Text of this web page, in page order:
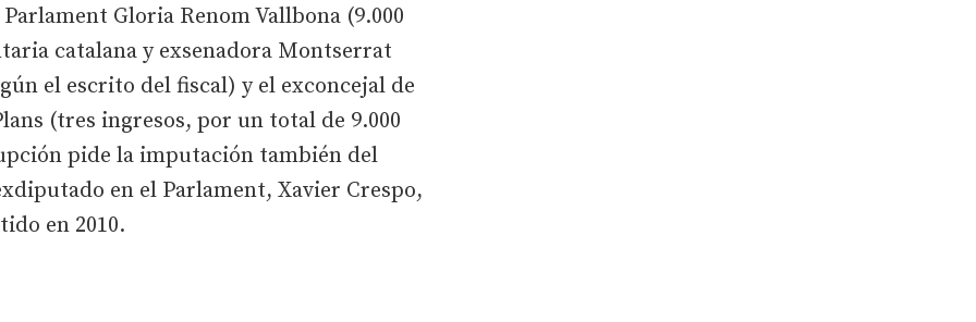
Gloria Renom Vallbona (9.000
catalana y exsenadora Montserrat
el escrito del fiscal) y el exconcejal de
(tres ingresos, por un total de 9.000
pide la imputación también del
en el Parlament, Xavier Crespo,
en 2010.